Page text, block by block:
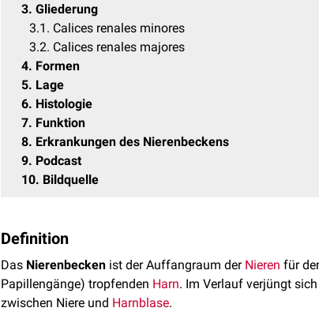
3 Gliederung
3.1
Calices renales minores
3.2 Calices renales majores
4 Formen
5 Lage
6 Histologie
7 Funktion
8 Erkrankungen des Nierenbeckens
9 Podcast
10 Bildquelle
Definition
Das Nierenbecken ist der Auffangraum der Nieren für
Papillengänge) tropfenden Harn. Im Verlauf verjüngt
zwischen Niere und Harnblase.